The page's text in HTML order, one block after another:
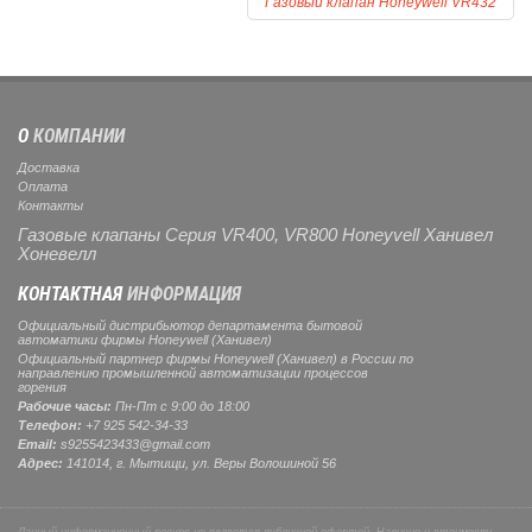
О КОМПАНИИ
Доставка
Оплата
Контакты
Газовые клапаны Серия VR400, VR800 Honeyvell Ханивел
Хоневелл
КОНТАКТНАЯИНФОРМАЦИЯ
Официальный дистрибьютор департамента бытовой
автоматики фирмы Honeywell (Ханивел)
Официальный партнер фирмы Honeywell (Ханивел) в России по
направлению промышленной автоматизации процессов
горения
Рабочие часы: Пн-Пт с 9:00 до 18:00
Телефон: +7 925 542-34-33
Email: s9255423433@gmail.com
Адрес: 141014, г. Мытищи , ул. Веры Волошиной 56